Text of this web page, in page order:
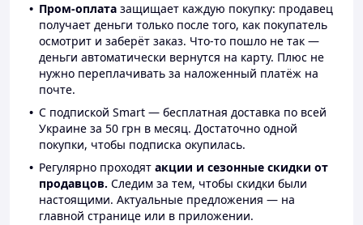
Пром-оплата защищает каждую покупку: продавец
получает деньги только после того, как покупатель
осмотрит и заберёт заказ. Что-то пошло не так —
деньги автоматически вернутся на карту. Плюс не
нужно переплачивать за наложенный платёж на
почте.
С подпиской Smart — бесплатная доставка по всей
Украине за 50 грн в месяц. Достаточно одной
покупки, чтобы подписка окупилась.
Регулярно проходят акции и сезонные скидки от
продавцов. Следим за тем, чтобы скидки были
настоящими. Актуальные предложения — на
главной странице или в приложении.